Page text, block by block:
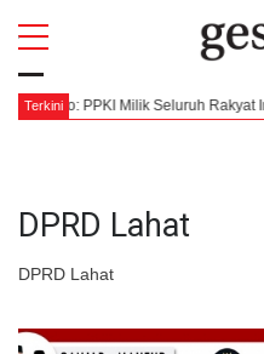
Terkini
PPKI Milik Seluruh Rakyat
DPRD Lahat
DPRD Lahat
All